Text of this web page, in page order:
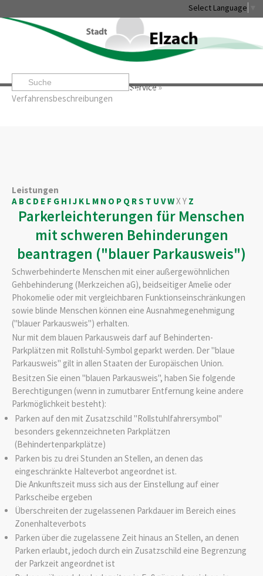
Select Language
Startseite» »Service»
Verfahrensbeschreibungen
Leben & Erleben Rathaus & Service
Leistungen
A B C D E F G H IJ K L M N O P Q RS T U VWXY Z
Parkerleichterungen für Menschen
mit schweren Behinderungen
beantragen ("blauer Parkausweis")
Schwerbehinderte Menschen mit einer außergewöhnlichen
Gehbehinderung (Merkzeichen aG), beidseitiger Amelie oder
Phokomelie oder mit vergleichbaren Funktionseinschränkungen
sowie blinde Menschen können eine Ausnahmegenehmigung
("blauer Parkausweis") erhalten.
Nur mit dem blauen Parkausweis darf auf Behinderten-
Parkplätzen mit Rollstuhl-Symbol geparkt werden. Der "blaue
Parkausweis" gilt in allen Staaten der Europäischen Union.
Besitzen Sie einen "blauen Parkausweis", haben Sie folgende
Berechtigungen (wenn in zumutbarer Entfernung keine andere
Parkmöglichkeit besteht):
Parken auf den mit Zusatzschild "Rollstuhlfahrersymbol"
besonders gekennzeichneten Parkplätzen
(Behindertenparkplätze)
Parken bis zu drei Stunden an Stellen, an denen das
eingeschränkte Halteverbot angeordnet ist.
Die Ankunftszeit muss sich aus der Einstellung auf einer
Parkscheibe ergeben
Überschreiten der zugelassenen Parkdauer im Bereich eines
Zonenhalteverbots
Parken über die zugelassene Zeit hinaus an Stellen, an denen
Parken erlaubt, jedoch durch ein Zusatzschild eine Begrenzung
der Parkzeit angeordnet ist